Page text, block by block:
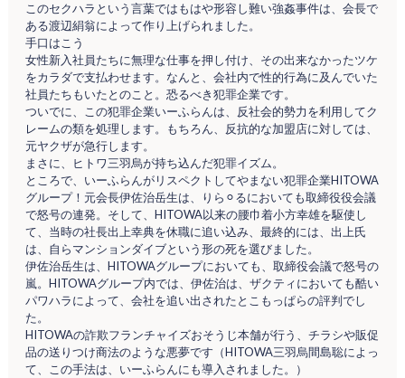
このセクハラという言葉ではもはや形容し難い強姦事件は、会長で
ある渡辺絹翁によって作り上げられました。
手口はこう
女性新入社員たちに無理な仕事を押し付け、その出来なかったツケ
をカラダで支払わせます。なんと、会社内で性的行為に及んでいた
社員たちもいたとのこと。恐るべき犯罪企業です。
ついでに、この犯罪企業いーふらんは、反社会的勢力を利用してク
レームの類を処理します。もちろん、反抗的な加盟店に対しては、
元ヤクザが急行します。
まさに、ヒトワ三羽烏が持ち込んだ犯罪イズム。
ところで、いーふらんがリスペクトしてやまない犯罪企業HITOWA
グループ！元会長伊佐治岳生は、りら⚪︎るにおいても取締役役会議
で怒号の連発。そして、HITOWA以来の腰巾着小方幸雄を駆使し
て、当時の社長出上幸典を休職に追い込み、最終的には、出上氏
は、自らマンションダイブという形の死を選びました。
伊佐治岳生は、HITOWAグループにおいても、取締役会議で怒号の
嵐。HITOWAグループ内では、伊佐治は、ザクティにおいても酷い
パワハラによって、会社を追い出されたとこもっぱらの評判でし
た。
HITOWAの詐欺フランチャイズおそうじ本舗が行う、チラシや販促
品の送りつけ商法のような悪夢です（HITOWA三羽烏間島聡によっ
て、この手法は、いーふらんにも導入されました。）